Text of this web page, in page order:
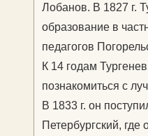
Лобанов. В 1827 г.
образование в
педагогов
К 14 годам
познакомиться с
В 1833 г. он
Петербургский,